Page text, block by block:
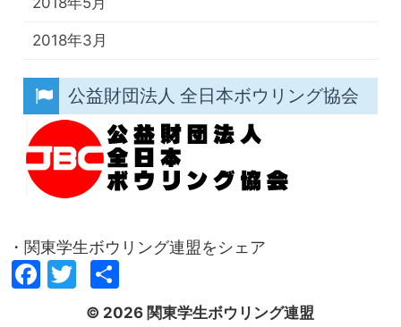
2018年3月
公益財団法人 全日本ボウリング協会
・関東学生ボウリング連盟をシェア
Facebook
Twitter
共
有
© 2026 関東学生ボウリング連盟